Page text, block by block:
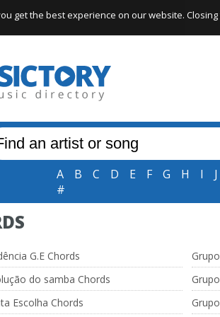
A B C D E F G H I J
#
G.E Chords
do samba Chords
Escolha Chords
get the best experience on our website.